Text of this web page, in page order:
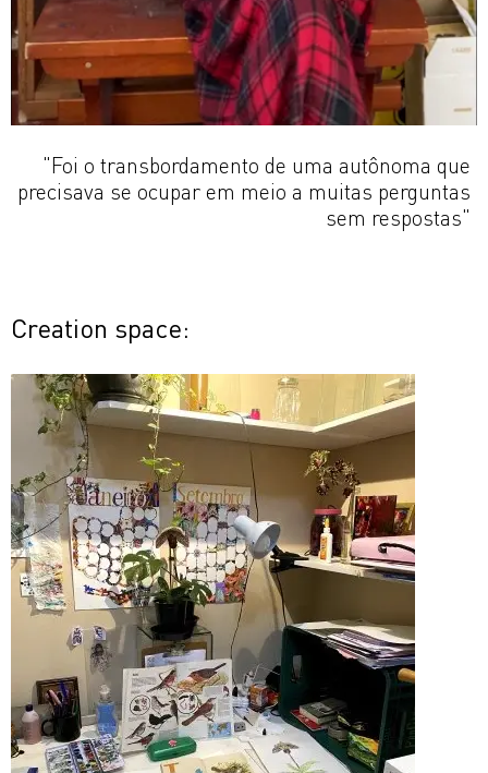
"Foi o transbordamento de uma autônoma que
precisava se ocupar em meio a muitas perguntas
sem respostas"
Creation space: